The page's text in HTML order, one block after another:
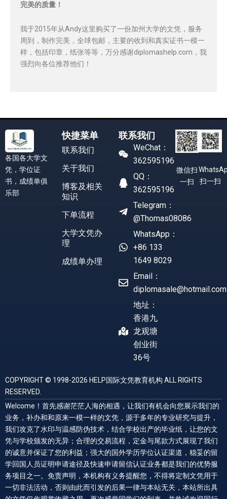
完美的质量！
我于2015年从Andy这里购买了一份加州大学的文凭，服务
周到，制作完美，全球包邮，主要的收到和真实证书一模一
样，包括印章，纸张等等，万分感谢diplomashelp.com，我
强烈向各位推荐他们！
各国各大学文
凭，学位证
书，成绩单俱
乐部
快捷菜单
联系我们
关于我们
博客及相关
知识
下单流程
大学文凭办
理
成绩单办理
联系我们
WeChat：
362595196
QQ：
362595196
Telegram：
@Thomas08086
WhatsApp：
+86 133
1649 8029
Email：
diplomasale@hotmail.com
地址：
香港九
龙观塘
创业街
36号
微信扫
一扫
扫一扫
COPYRIGHT © 1998-2026 HELP国际文凭教育机构 ALL RIGHTS
RESERVED.
Welcome！首先感谢茫茫人海的相遇，让我们有机会向您展示我们的
业务，补办和和原来一模一样的文凭，源于多年的专业研究与提升，
我们攻克了水印与温感防伪技术，结合学校出产的毕业纸，让您的文
凭与学校颁发的无异；合理的交易流程，定金与尾款方式展现了我们
的诚意并保证了您的利益；强大的国外学历学位认证渠道，稳妥的留
学回国人员证明申请途径及快速申请留信认证业务都是我们的优势服
务项目之一。免责声明，本机构有义务提醒您，不得将定制文凭用于
一切非法活动，否则由此而引发的后果一律与本站无关，本站所出具